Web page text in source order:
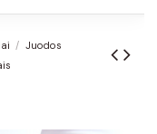
Juodos